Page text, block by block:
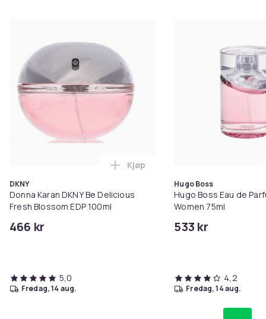
DKNY
Donna Karan DKNY Be Delicious
Fresh Blossom EDP 100ml
466 kr
Legg Donna Karan DKNY Be
Kjøp
5,0
fredag, 14 aug.
Hugo Boss
Hugo Boss Eau de
Women 75ml
533 kr
4,2
fredag, 14 aug.